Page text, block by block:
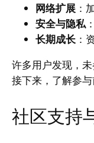
网络扩展 ：
安全与隐私
长期成长 ：
许多用户发现，
接下来，了解参与
社区支持